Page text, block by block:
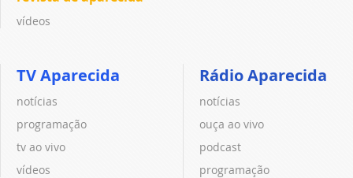
vídeos
TV Aparecida
notícias
programação
tv ao vivo
vídeos
Rádio Aparecida
notícias
ouça ao vivo
podcast
programação